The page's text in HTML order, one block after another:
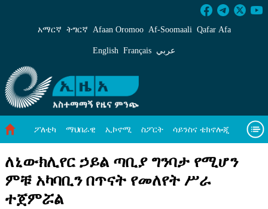
ለኒውክሊየር ኃይል ጣቢያ ግንባታ የሚሆን ምቹ
አማርኛ ትግርኛ Afaan Oromoo Af‑Soomaali Qafar Afa
English Français عربي
ፖለቲካ ማህበራዊ ኢኮኖሚ ስፖርት ሳይንስና ቴክኖሎጂ
መጽሔት ስለ እኛ
ለኒውክሊየር ኃይል ጣቢያ ግንባታ የሚሆን
ምቹ አካባቢን በጥናት የመለየት ሥራ
ተጀምሯል